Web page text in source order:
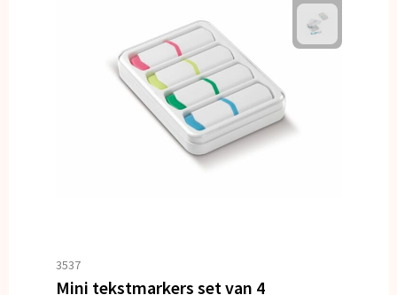
3537
Mini tekstmarkers set van 4